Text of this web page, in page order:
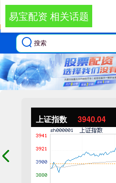
上证指数 3940.04
易宝配资 相关话题